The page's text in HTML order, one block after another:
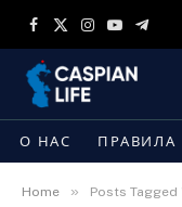
Facebook
X
Instagram
YouTube
О НАС ПРАВИЛА
Home » Posts Tagged